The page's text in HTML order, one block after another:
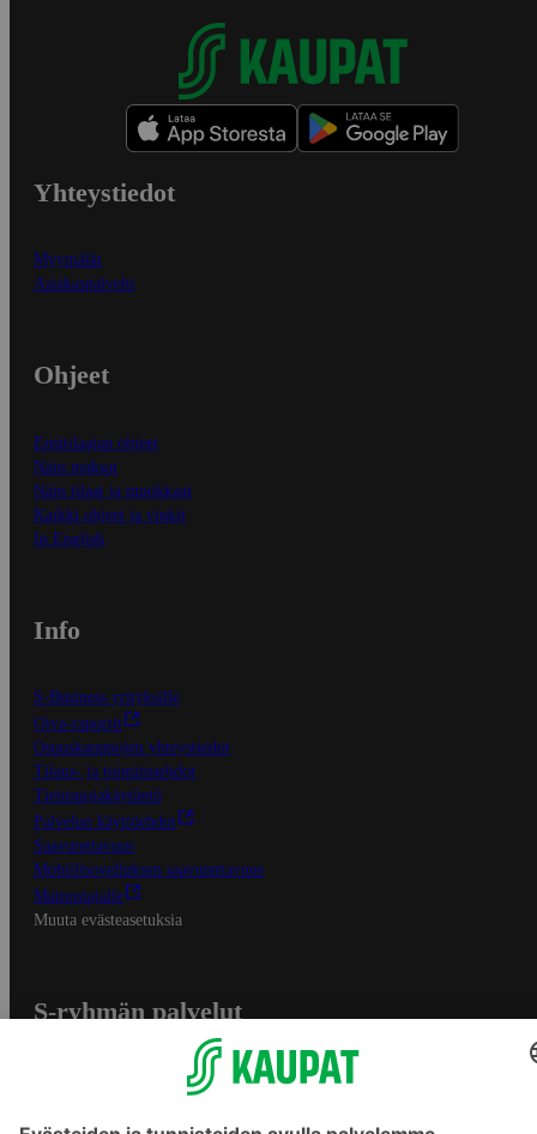
Yhteystiedot
Myymälät
Asiakaspalvelu
Ohjeet
Ensitilaajan ohjeet
Näin maksat
Näin tilaat ja muokkaat
Kaikki ohjeet ja vinkit
In English
Info
S-Business yrityksille
Oiva-raportit
Osuuskauppojen yhteystiedot
Tilaus- ja toimitusehdot
Tietosuojakäytäntö
Palvelun käyttöehdot
Saavutettavuus
Mobiilisovelluksen saavutettavuus
Mainostajalle
Muuta evästeasetuksia
S-ryhmän palvelut